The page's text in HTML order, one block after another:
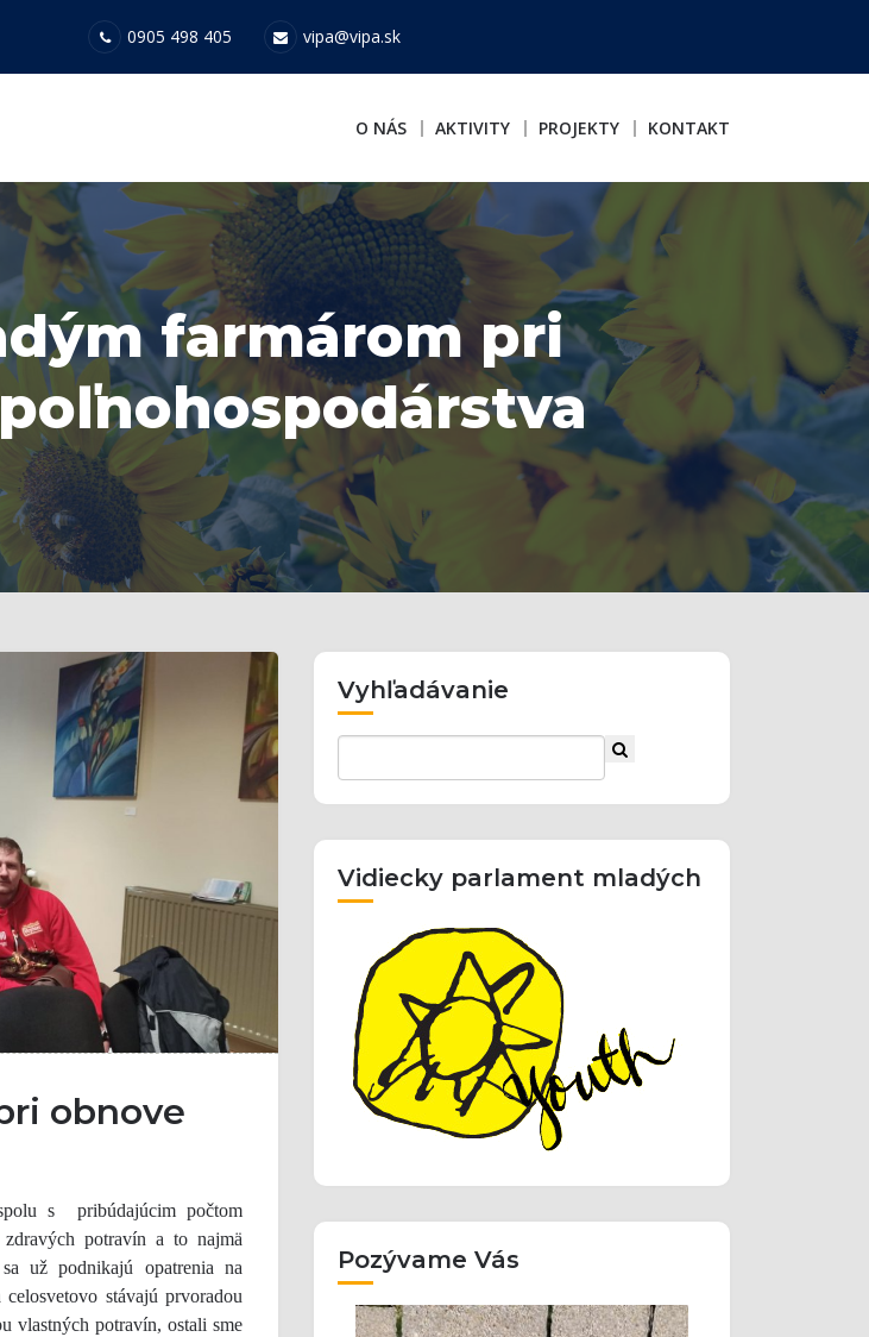
0905 498 405 vipa@vipa.sk
O NÁS AKTIVITY PROJEKTY KONTAKT
farmárom pri
obnove
s pribúdajúcim počtom
potravín a to najmä
už podnikajú opatrenia na
stávajú prvoradou
potravín, ostali sme
Vyhľadávanie
Vidiecky parlament mladých
Pozývame Vás